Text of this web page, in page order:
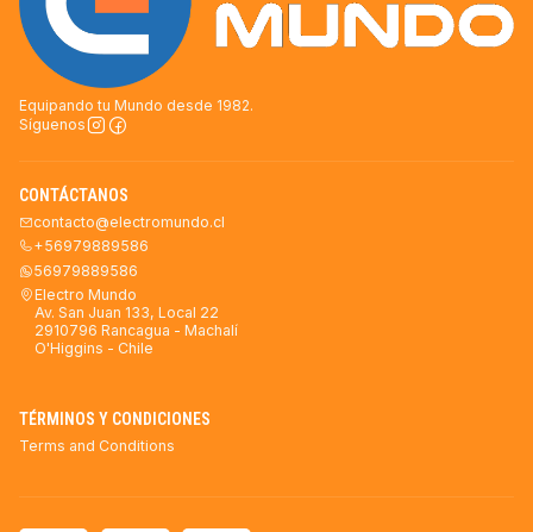
Equipando tu Mundo desde 1982.
Síguenos
CONTÁCTANOS
contacto@electromundo.cl
+56979889586
56979889586
Electro Mundo
Av. San Juan 133, Local 22
2910796 Rancagua - Machalí
O'Higgins - Chile
TÉRMINOS Y CONDICIONES
Terms and Conditions